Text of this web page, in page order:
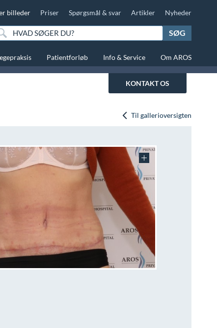
billeder Priser Spørgsmål & svar Artikler Nyheder
SØG
Patientforløb Info & Service Om AROS
KONTAKT OS
Til gallerioversigten